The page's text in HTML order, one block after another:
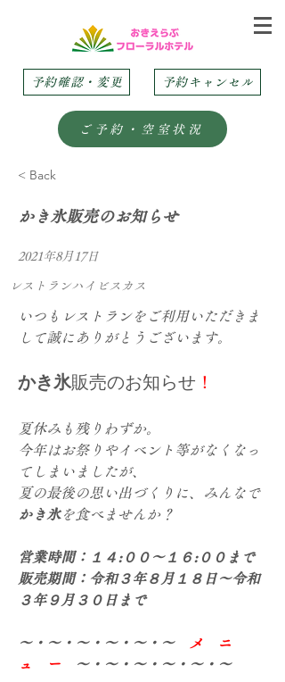
予約確認・変更 予約キャンセル
ご予約・空室状況
< Back
かき氷販売のお知らせ
2021年8月17日
レストランハイビスカス
いつもレストランをご利用いただきま
して誠にありがとうございます。
かき氷販売のお知らせ ！
夏休みも残りわずか。
今年はお祭りやイベント等がなくなっ
てしまいましたが、
夏の最後の思い出づくりに、みんなで
かき氷を食べませんか？
営業時間：１４:００～１６:００まで
販売期間：令和３年８月１８日～令和
３年９月３０日まで
～・～・～・～・～・～
メ　ニ
ュ　ー ～・～・～・～・～・～